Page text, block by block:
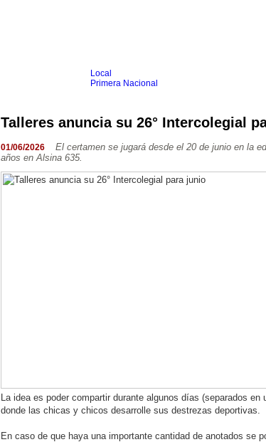
Local
Primera Nacional
Agrario
Boxeo
Ciclismo
Gim. Artística
Talleres anuncia su 26° Intercolegial
01/06/2026
El certamen se jugará desde el 20 de junio en la
años en Alsina 635.
La idea es poder compartir durante algunos días (separados
donde las chicas y chicos desarrolle sus destrezas deportivas.
En caso de que haya una importante cantidad de anotados se